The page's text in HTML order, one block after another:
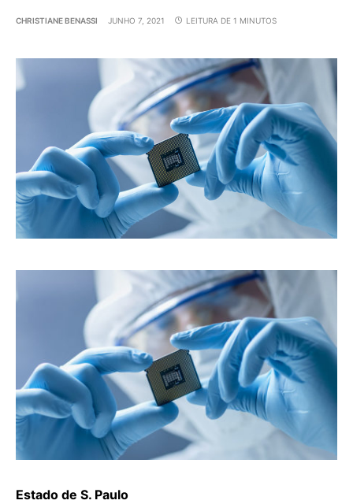
CHRISTIANE BENASSI JUNHO 7, 2021 LEITURA DE 1 MINUTOS
Estado de S. Paulo